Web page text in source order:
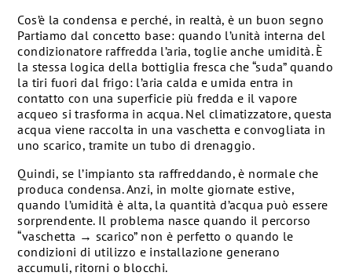
Cos’è la condensa e perché, in realtà, è un buon segno
Partiamo dal concetto base: quando l’unità interna del
condizionatore raffredda l’aria, toglie anche umidità. È
la stessa logica della bottiglia fresca che “suda” quando
la tiri fuori dal frigo: l’aria calda e umida entra in
contatto con una superficie più fredda e il vapore
acqueo si trasforma in acqua. Nel climatizzatore, questa
acqua viene raccolta in una vaschetta e convogliata in
uno scarico, tramite un tubo di drenaggio.
Quindi, se l’impianto sta raffreddando, è normale che
produca condensa. Anzi, in molte giornate estive,
quando l’umidità è alta, la quantità d’acqua può essere
sorprendente. Il problema nasce quando il percorso
“vaschetta → scarico” non è perfetto o quando le
condizioni di utilizzo e installazione generano
accumuli, ritorni o blocchi.